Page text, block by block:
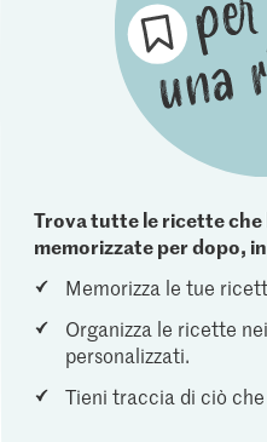
Trova tutte le ricette che
memorizzate per dopo,
Memorizza le tue
Organizza le ricette
personalizzati.
Tieni traccia di ciò